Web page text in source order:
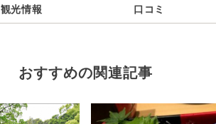
観光情報 口コミ
おすすめの関連記事